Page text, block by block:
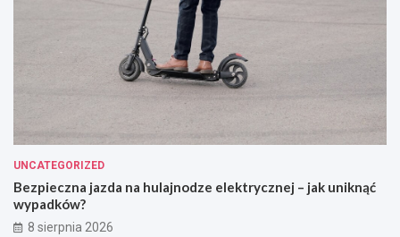
UNCATEGORIZED
Bezpieczna jazda na hulajnodze elektrycznej – jak uniknąć
wypadków?
8 sierpnia 2026